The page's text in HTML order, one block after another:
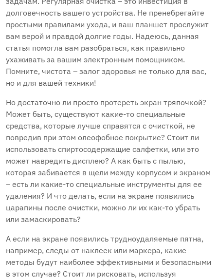
долговечность вашего устройства. Не пренебрегайте
простыми правилами ухода, и ваш планшет прослужит
вам верой и правдой долгие годы. Надеюсь, данная
статья помогла вам разобраться, как правильно
ухаживать за вашим электронным помощником.
Помните, чистота – залог здоровья не только для вас,
но и для вашей техники!
Но достаточно ли просто протереть экран тряпочкой?
Может быть, существуют какие-то специальные
средства, которые лучше справятся с очисткой, не
повредив при этом олеофобное покрытие? Стоит ли
использовать спиртосодержащие салфетки, или это
может навредить дисплею? А как быть с пылью,
которая забивается в щели между корпусом и экраном
– есть ли какие-то специальные инструменты для ее
удаления? И что делать, если на экране появились
царапины после очистки, можно ли их как-то убрать
или замаскировать?
А если на экране появились трудноудаляемые пятна,
например, следы от наклеек или маркера, какие
методы будут наиболее эффективными и безопасными
в этом случае? Стоит ли рисковать, используя